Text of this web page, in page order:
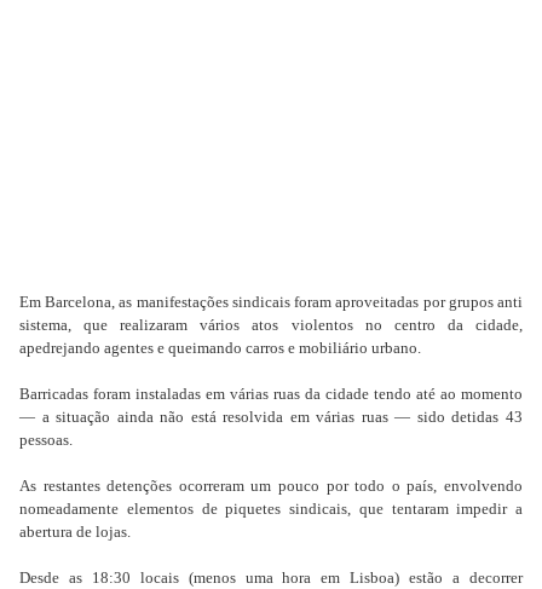
Em Barcelona, as manifestações sindicais foram aproveitadas por grupos anti
sistema, que realizaram vários atos violentos no centro da cidade,
apedrejando agentes e queimando carros e mobiliário urbano.
Barricadas foram instaladas em várias ruas da cidade tendo até ao momento
— a situação ainda não está resolvida em várias ruas — sido detidas 43
pessoas.
As restantes detenções ocorreram um pouco por todo o país, envolvendo
nomeadamente elementos de piquetes sindicais, que tentaram impedir a
abertura de lojas.
Desde as 18:30 locais (menos uma hora em Lisboa) estão a decorrer